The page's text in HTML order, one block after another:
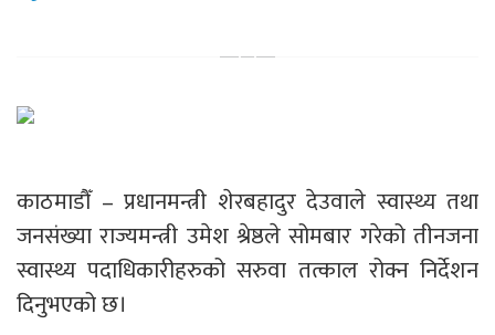
काठमाडौँ – प्रधानमन्त्री शेरबहादुर देउवाले स्वास्थ्य तथा
जनसंख्या राज्यमन्त्री उमेश श्रेष्ठले सोमबार गरेको तीनजना
स्वास्थ्य पदाधिकारीहरुको सरुवा तत्काल रोक्न निर्देशन
दिनुभएको छ।